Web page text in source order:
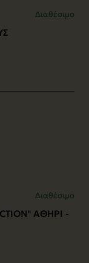
Διαθέσιμο
Διαθέσιμο
ΑΘΗΡΙ -